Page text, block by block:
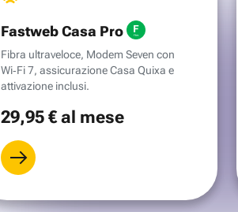
Fastweb Casa Pro
Fibra ultraveloce, Modem Seven con
Wi‑Fi 7, assicurazione Casa Quixa e
attivazione inclusi.
29,95 €al mese